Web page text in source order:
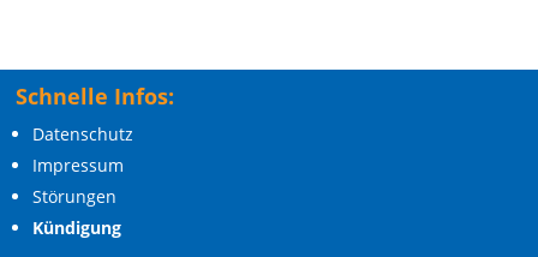
Schnelle Infos:
Datenschutz
Impressum
Störungen
Kündigung